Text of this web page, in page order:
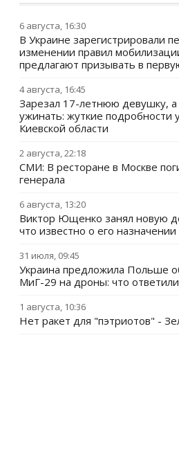
6 августа, 16:30
В Украине зарегистрировали
изменении правил
предлагают призывать в
4 августа, 16:45
Зарезал 17-летнюю девушку, а
ужинать: жуткие подробности
Киевской области
2 августа, 22:18
СМИ: В ресторане в Москве
генерала
6 августа, 13:20
Виктор Ющенко занял новую
что известно о его назначении
31 июля, 09:45
Украина предложила Польше
МиГ-29 на дроны: что
1 августа, 10:36
Нет ракет для "пэтриотов" -